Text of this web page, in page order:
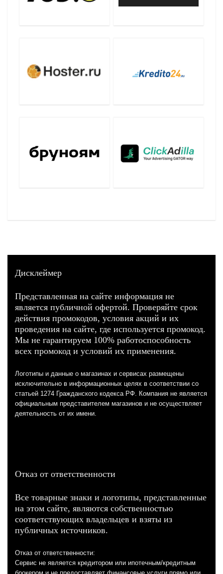
Дисклеймер
Представленная на сайте информация не
является публичной офертой. Проверяйте срок
действия промокодов, условия акций и их
проведения на сайте, где используется промокод.
Мы не гарантируем 100% работоспособность
всех промокод и условий их применения.
Логотипы и данные о магазинах и сервисах размещены
исключительно в информационных целях в соответствии со
статьей 1274 Гражданского кодекса РФ. Компания не является
официальным представителем магазинов и не осуществляет
деятельность от их имени.
Отказ от ответственности
Все товарные знаки и логотипы, представленные
на этом сайте, являются собственностью
соответствующих владельцев и взяты из
публичных источников.
Отказ от ответственности:
Сервис не является кредитором или ипотечным/кредитным